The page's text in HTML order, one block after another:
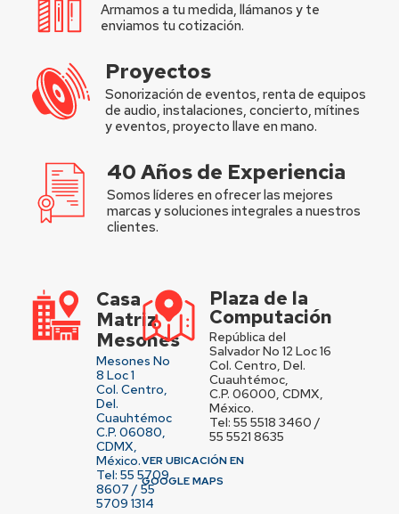
Armamos a tu medida, llámanos y te
enviamos tu cotización.
Proyectos
Sonorización de eventos, renta de equipos
de audio, instalaciones, concierto, mítines
y eventos, proyecto llave en mano.
40 Años de Experiencia
Somos líderes en ofrecer las mejores
marcas y soluciones integrales a nuestros
clientes.
Casa
Matriz
Mesones
Mesones No
8 Loc 1
Col. Centro,
Del.
Cuauhtémoc
C.P. 06080,
CDMX,
México.
Tel: 55 5709
8607 / 55
5709 1314
Plaza de la
Computación
República del
Salvador No 12 Loc 16
Col. Centro, Del.
Cuauhtémoc,
C.P. 06000, CDMX,
México.
Tel: 55 5518 3460 /
55 5521 8635
VER UBICACIÓN EN
GOOGLE MAPS